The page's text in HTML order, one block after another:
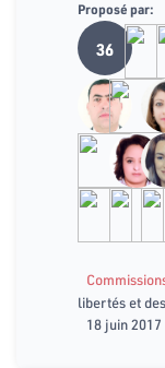
Proposé par:
36
libertés et
18 juin 2017